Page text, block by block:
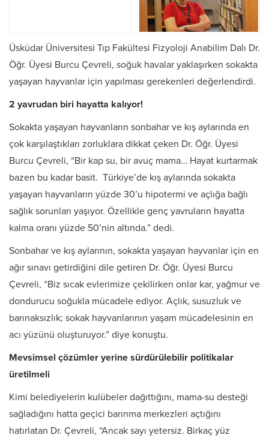
Üsküdar Üniversitesi Tıp Fakültesi Fizyoloji Anabilim Dalı Dr.
Öğr. Üyesi Burcu Çevreli, soğuk havalar yaklaşırken sokakta
yaşayan hayvanlar için yapılması gerekenleri değerlendirdi.
2 yavrudan biri hayatta kalıyor!
Sokakta yaşayan hayvanların sonbahar ve kış aylarında en
çok karşılaştıkları zorluklara dikkat çeken Dr. Öğr. Üyesi
Burcu Çevreli, “Bir kap su, bir avuç mama… Hayat kurtarmak
bazen bu kadar basit. Türkiye’de kış aylarında sokakta
yaşayan hayvanların yüzde 30’u hipotermi ve açlığa bağlı
sağlık sorunları yaşıyor. Özellikle genç yavruların hayatta
kalma oranı yüzde 50’nin altında.” dedi.
Sonbahar ve kış aylarının, sokakta yaşayan hayvanlar için en
ağır sınavı getirdiğini dile getiren Dr. Öğr. Üyesi Burcu
Çevreli, “Biz sıcak evlerimize çekilirken onlar kar, yağmur ve
dondurucu soğukla mücadele ediyor. Açlık, susuzluk ve
barınaksızlık; sokak hayvanlarının yaşam mücadelesinin en
acı yüzünü oluşturuyor.” diye konuştu.
Mevsimsel çözümler yerine sürdürülebilir politikalar
üretilmeli
Kimi belediyelerin kulübeler dağıttığını, mama-su desteği
sağladığını hatta geçici barınma merkezleri açtığını
hatırlatan Dr. Çevreli, “Ancak sayı yetersiz. Birkaç yüz